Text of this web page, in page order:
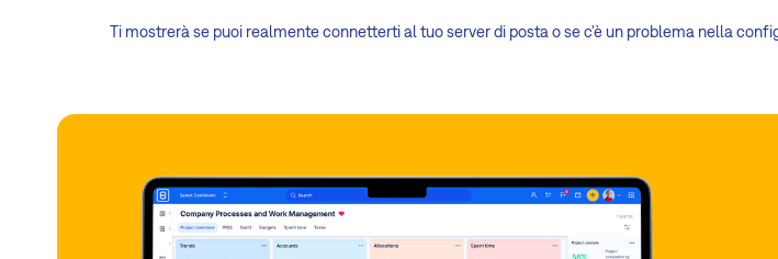
Ti mostrerà se puoi realmente connetterti al tuo server di posta o se c'è un problema nella